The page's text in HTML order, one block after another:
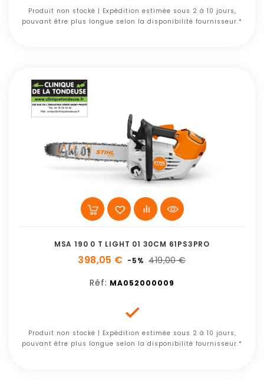
Produit non stocké | Expédition estimée sous 2 à 10 jours,
pouvant être plus longue selon la disponibilité fournisseur.*
MSA 190 0 T LIGHT 01 30CM 61PS3PRO
398,05 € -5% 419,00 €
Réf: MA052000009

Produit non stocké | Expédition estimée sous 2 à 10 jours,
pouvant être plus longue selon la disponibilité fournisseur.*